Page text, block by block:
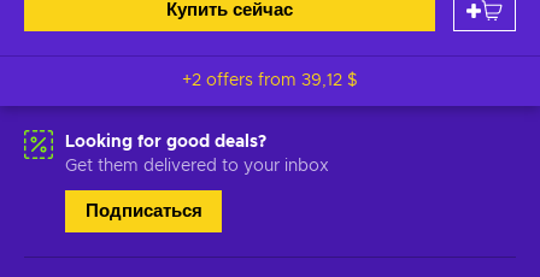
Купить сейчас
+2 offers from 39,12 $
Looking for good deals?
Get them delivered to your inbox
Подписаться